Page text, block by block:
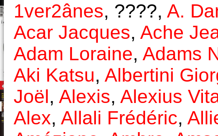
1ver2ânes, ????, A.
Acar Jacques, Ache
Adam Loraine, Adams
Aki Katsu, Albertini
Joël, Alexis, Alexius
Alex, Allali Frédéric,